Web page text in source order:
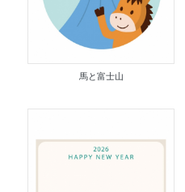
馬と富士山